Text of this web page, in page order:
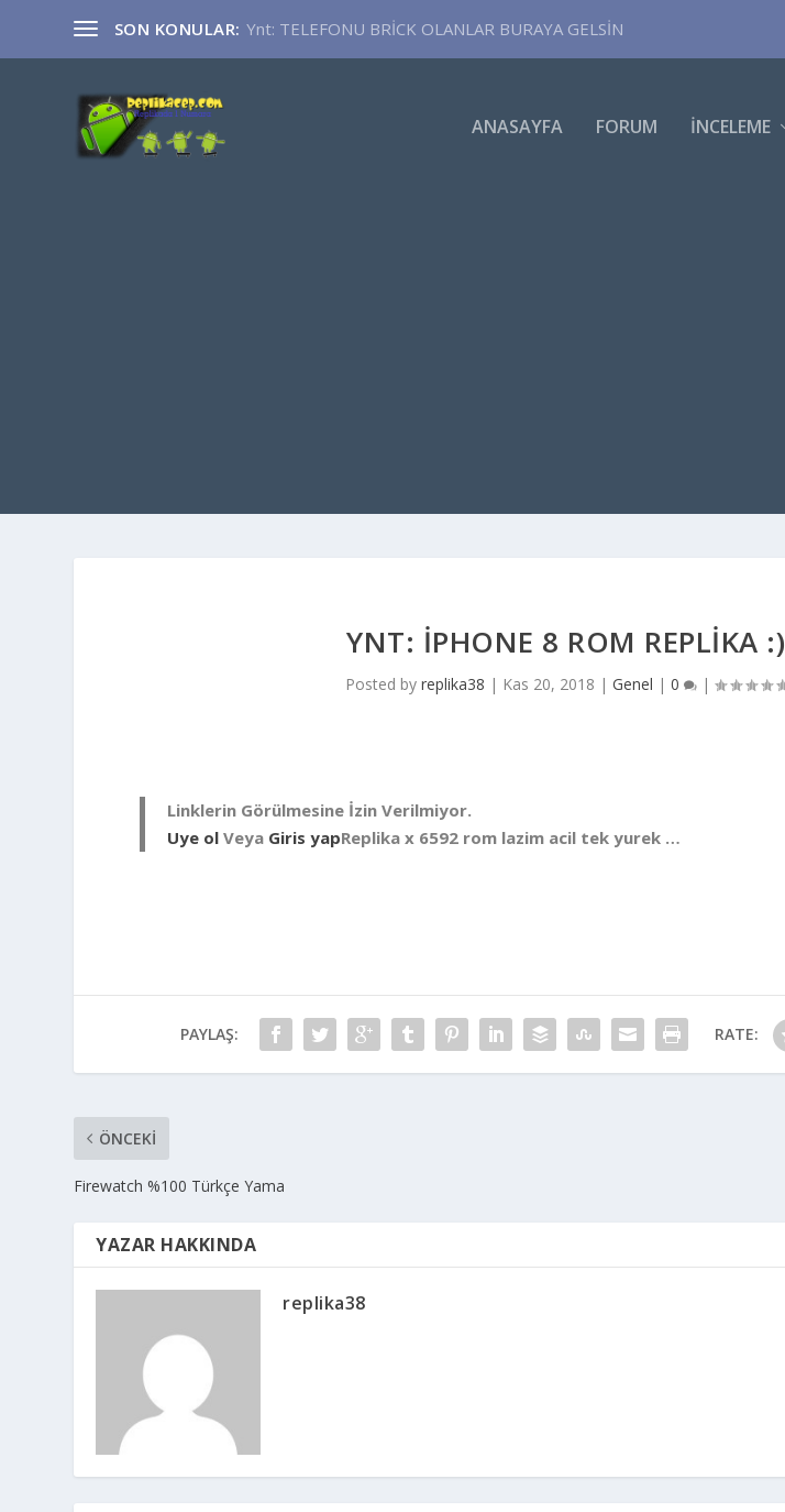
SON KONULAR: Ynt: TELEFONU BRİCK OLANLAR BURAYA GELSİN
ANASAYFA FORUM İNCELEME
YNT: IPHONE 8 ROM REPLIKA :)
Posted by replika38 | Kas 20, 2018 | Genel | 0 |
Linklerin Görülmesine İzin Verilmiyor.
Uye ol Veya Giris yapReplika x 6592 rom lazim acil tek yurek …
PAYLAŞ: RATE:
ÖNCEKI
Firewatch %100 Türkçe Yama
YAZAR HAKKINDA
replika38